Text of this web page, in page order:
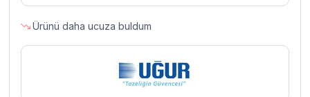
Ürünü daha ucuza buldum